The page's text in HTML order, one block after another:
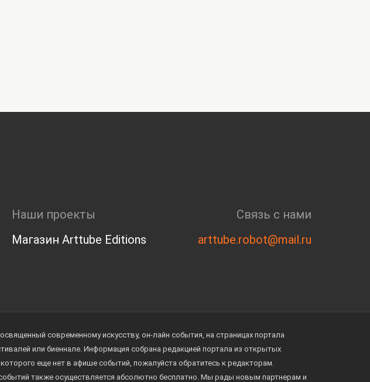
Наши проекты
Магазин Arttube Editions
Связь с нами
arttube.robot@mail.ru
современному искусству, он-лайн события, на страницах портала
или биеннале. Информация собрана редакцией портала из открытых
еще нет в афише событий, пожалуйста обратитесь к редакторам.
также осуществляется абсолютно бесплатно. Мы рады новым партнерам и